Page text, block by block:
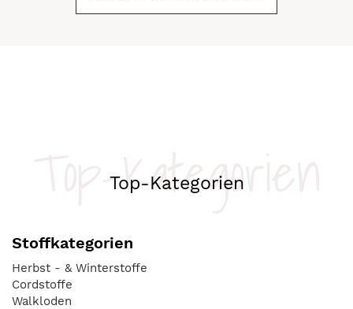
Top-Kategorien
Top-Kategorien
Stoffkategorien
Herbst - & Winterstoffe
Cordstoffe
Walkloden